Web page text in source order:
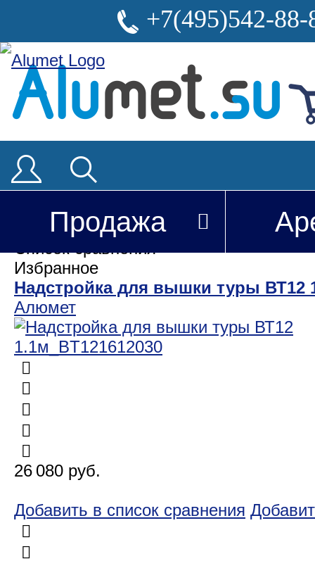
+7(495)542-88-
Продажа
Вы недавно смотрели
Список сравнения
Избранное
Надстройка для вышки туры ВТ12
Алюмет
26 080 руб.
Добавить в список сравнения